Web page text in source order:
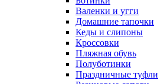
Валенки и угги
Домашние тапочки
Кеды и слипоны
Кроссовки
Пляжная обувь
Полуботинки
Праздничные туфли